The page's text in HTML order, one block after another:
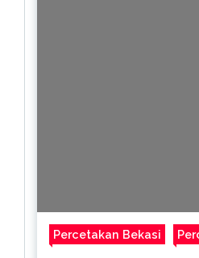
Percetakan Bekasi